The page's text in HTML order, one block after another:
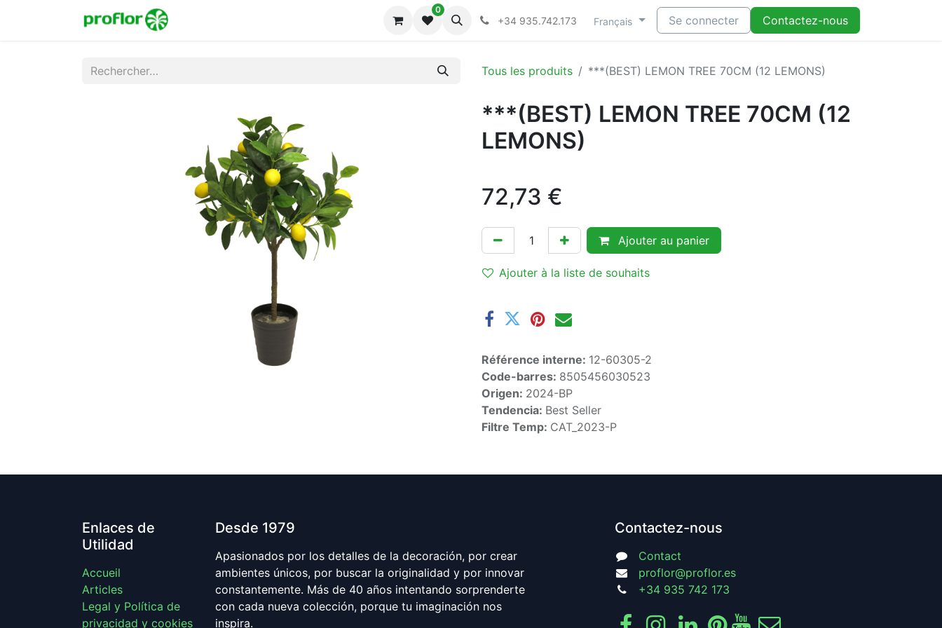
Collections
0
+34 935.742.173 Français Se connecter Contactez-nous
Tous les produits ***(BEST) LEMON TREE 70CM (12 LEMONS)
***(BEST) LEMON TREE 70CM (12
LEMONS)
72,73 €
Ajouter au panier
Ajouter à la liste de souhaits
Référence interne: 12-60305-2
Code-barres: 8505456030523
Origen: 2024-BP
Tendencia: Best Seller
Filtre Temp: CAT_2023-P
Enlaces de
Utilidad
Accueil
Articles
Legal y Política de
privacidad y cookies
Desde 1979
Apasionados por los detalles de la decoración, por crear
ambientes únicos, por buscar la originalidad y por innovar
constantemente. Más de 40 años intentando sorprenderte
con cada nueva colección, porque tu imaginación nos
inspira.
Contactez-nous
Contact
proflor@proflor.es
+34 935 742 173